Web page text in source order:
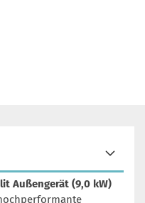
Außengerät (9,0 kW)